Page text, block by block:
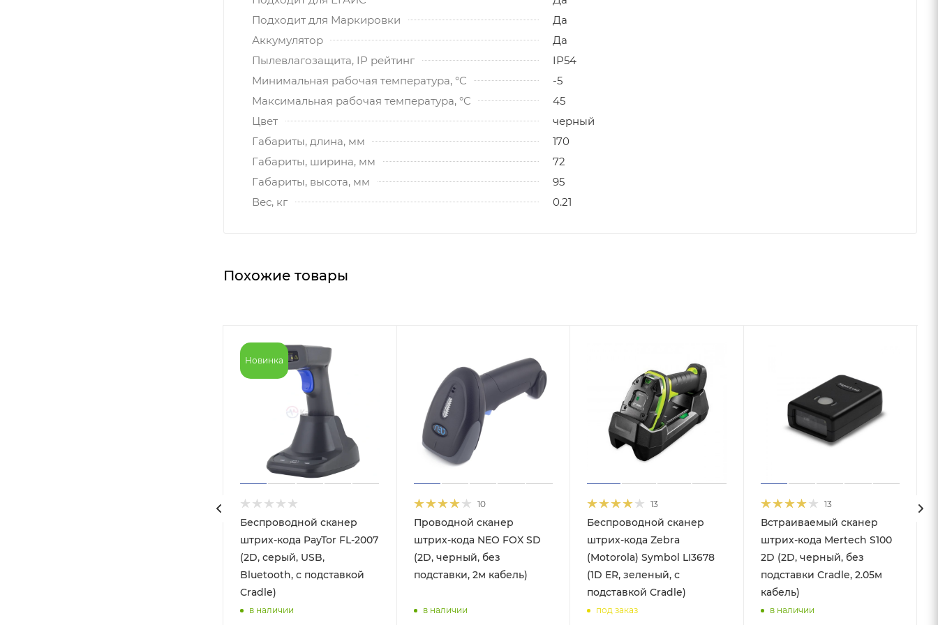
Подходит для Маркировки
Да
Аккумулятор
Да
Пылевлагозащита, IP рейтинг
IP54
Минимальная рабочая температура, °C
-5
Максимальная рабочая температура, °C
45
Цвет
черный
Габариты, длина, мм
170
Габариты, ширина, мм
72
Габариты, высота, мм
95
Вес, кг
0.21
Похожие товары
Новинка
Беспроводной сканер
штрих-кода PayTor FL-2007
(2D, серый, USB,
Bluetooth, с подставкой
Cradle)
в наличии
10
Проводной сканер
штрих-кода NEO FOX SD
(2D, черный, без
подставки, 2м кабель)
в наличии
13
Беспроводной сканер
штрих-кода Zebra
(Motorola) Symbol LI3678
(1D ER, зеленый, с
подставкой Cradle)
под заказ
13
Встраиваемый сканер
штрих-кода Mertech S100
2D (2D, черный, без
подставки Cradle, 2.05м
кабель)
в наличии